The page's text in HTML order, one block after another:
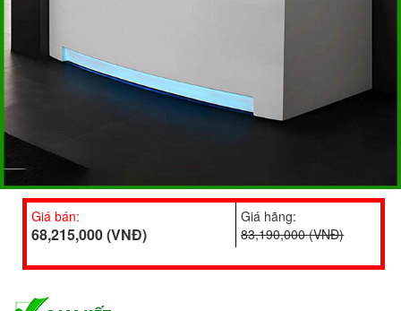
Giá bán:
68,215,000 (VNĐ)
Giá hãng:
83,190,000 (VNĐ)